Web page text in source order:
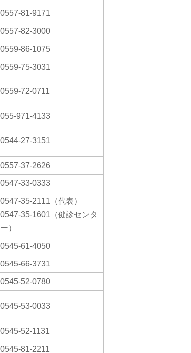
0557-81-9171
0557-82-3000
0559-86-1075
0559-75-3031
0559-72-0711
055-971-4133
0544-27-3151
0557-37-2626
0547-33-0333
0547-35-2111（代表）
0547-35-1601（健診センタ
ー）
0545-61-4050
0545-66-3731
0545-52-0780
0545-53-0033
0545-52-1131
0545-81-2211